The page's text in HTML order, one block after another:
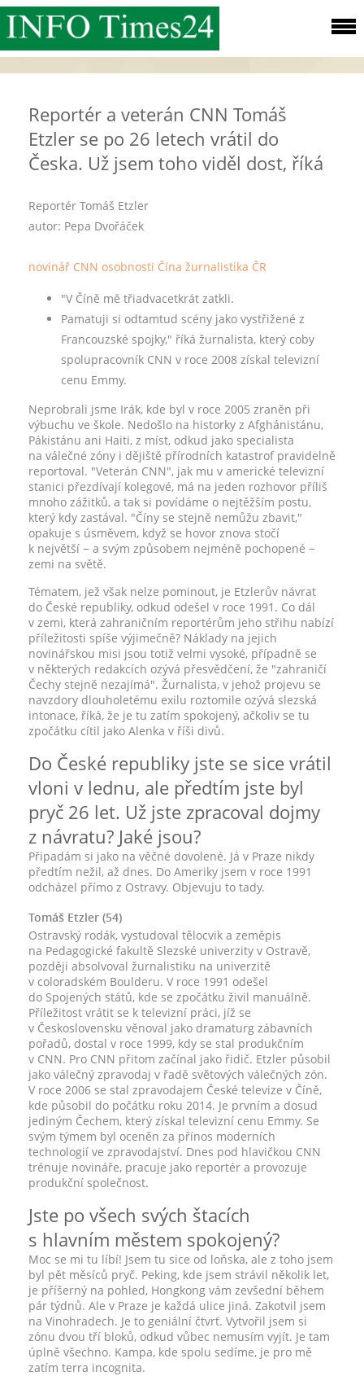
Reportér a veterán CNN Tomáš
Etzler se po 26 letech vrátil do
Česka. Už jsem toho viděl dost, říká
Reportér Tomáš Etzler
autor: Pepa Dvořáček
novinář CNN osobnosti Čína žurnalistika ČR
"V Číně mě třiadvacetkrát zatkli.
Pamatuji si odtamtud scény jako vystřižené z
Francouzské spojky," říká žurnalista, který coby
spolupracovník CNN v roce 2008 získal televizní
cenu Emmy.
Neprobrali jsme Irák, kde byl v roce 2005 zraněn při
výbuchu ve škole. Nedošlo na historky z Afghánistánu,
Pákistánu ani Haiti, z míst, odkud jako specialista
na válečné zóny i dějiště přírodních katastrof pravidelně
reportoval. "Veterán CNN", jak mu v americké televizní
stanici přezdívají kolegové, má na jeden rozhovor příliš
mnoho zážitků, a tak si povídáme o nejtěžším postu,
který kdy zastával. "Číny se stejně nemůžu zbavit,"
opakuje s úsměvem, když se hovor znova stočí
k největší − a svým způsobem nejméně pochopené −
zemi na světě.
Tématem, jež však nelze pominout, je Etzlerův návrat
do České republiky, odkud odešel v roce 1991. Co dál
v zemi, která zahraničním reportérům jeho střihu nabízí
příležitosti spíše výjimečně? Náklady na jejich
novinářskou misi jsou totiž velmi vysoké, případně se
v některých redakcích ozývá přesvědčení, že "zahraničí
Čechy stejně nezajímá". Žurnalista, v jehož projevu se
navzdory dlouholetému exilu roztomile ozývá slezská
intonace, říká, že je tu zatím spokojený, ačkoliv se tu
zpočátku cítil jako Alenka v říši divů.
Do České republiky jste se sice vrátil
vloni v lednu, ale předtím jste byl
pryč 26 let. Už jste zpracoval dojmy
z návratu? Jaké jsou?
Připadám si jako na věčné dovolené. Já v Praze nikdy
předtím nežil, až dnes. Do Ameriky jsem v roce 1991
odcházel přímo z Ostravy. Objevuju to tady.
Tomáš Etzler (54)
Ostravský rodák, vystudoval tělocvik a zeměpis
na Pedagogické fakultě Slezské univerzity v Ostravě,
později absolvoval žurnalistiku na univerzitě
v coloradském Boulderu. V roce 1991 odešel
do Spojených států, kde se zpočátku živil manuálně.
Příležitost vrátit se k televizní práci, jíž se
v Československu věnoval jako dramaturg zábavních
pořadů, dostal v roce 1999, kdy se stal produkčním
v CNN. Pro CNN přitom začínal jako řidič. Etzler působil
jako válečný zpravodaj v řadě světových válečných zón.
V roce 2006 se stal zpravodajem České televize v Číně,
kde působil do počátku roku 2014. Je prvním a dosud
jediným Čechem, který získal televizní cenu Emmy. Se
svým týmem byl oceněn za přínos moderních
technologií ve zpravodajství. Dnes pod hlavičkou CNN
trénuje novináře, pracuje jako reportér a provozuje
produkční společnost.
Jste po všech svých štacích
s hlavním městem spokojený?
Moc se mi tu líbí! Jsem tu sice od loňska, ale z toho jsem
byl pět měsíců pryč. Peking, kde jsem strávil několik let,
je příšerný na pohled, Hongkong vám zevšední během
pár týdnů. Ale v Praze je každá ulice jiná. Zakotvil jsem
na Vinohradech. Je to geniální čtvrť. Vytvořil jsem si
zónu dvou tří bloků, odkud vůbec nemusím vyjít. Je tam
úplně všechno. Kampa, kde spolu sedíme, je pro mě
zatím terra incognita.